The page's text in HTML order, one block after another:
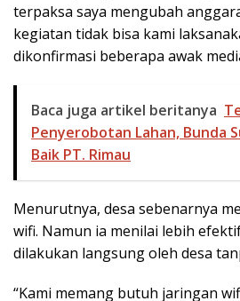
terpaksa saya mengubah
kegiatan tidak bisa kami
dikonfirmasi beberapa awak
Baca juga artikel beritanya
Penyerobotan Lahan, Bunda
Baik PT. Rimau
Menurutnya, desa sebenarnya
wifi. Namun ia menilai lebih
dilakukan langsung oleh desa
“Kami memang butuh jaringan